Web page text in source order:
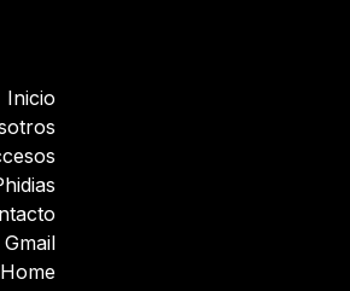
Inicio
Gmail
Home